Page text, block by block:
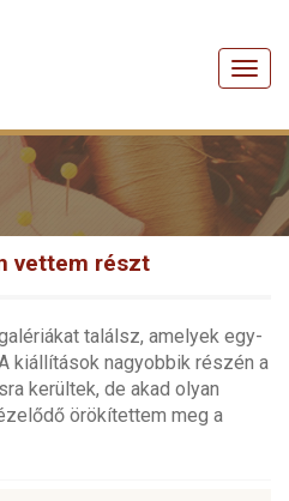
Menü
vettem részt
találsz, amelyek egy-
kiállítások nagyobbik részén a
kerültek, de akad olyan
örökítettem meg a